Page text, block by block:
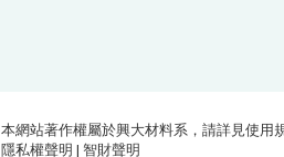
本網站著作權屬於興大材料系，請詳見 使用
隱私權聲明 | 智財聲明